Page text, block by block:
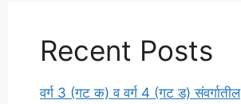
Recent Posts
वर्ग 3 (गट क) व वर्ग 4 (गट ड) संवर्गातील